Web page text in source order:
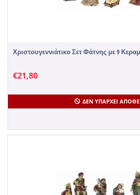
Χριστουγεννιάτικο Σετ Φάτνης με 9
€21,80
ΔΕΝ ΥΠΆΡΧΕΙ